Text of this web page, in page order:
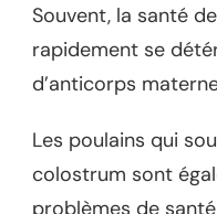
Souvent, la santé
rapidement se
d’anticorps
Les poulains qui
colostrum sont
problèmes de